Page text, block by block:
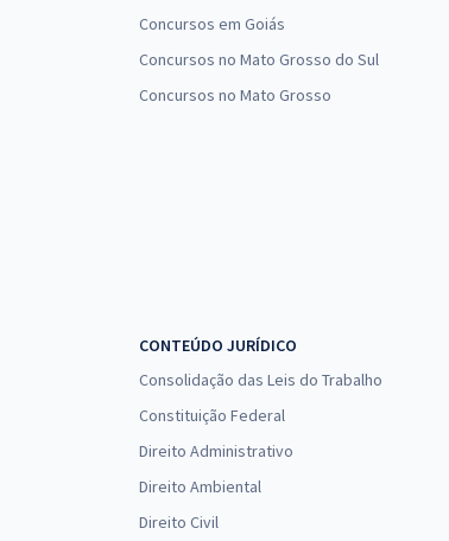
Concursos em Goiás
Concursos no Mato Grosso do Sul
Concursos no Mato Grosso
CONTEÚDO JURÍDICO
Consolidação das Leis do Trabalho
Constituição Federal
Direito Administrativo
Direito Ambiental
Direito Civil